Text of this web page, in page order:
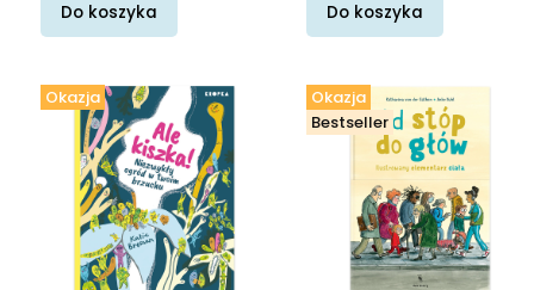
Do koszyka Do koszyka
Okazja
Okazja
Bestseller